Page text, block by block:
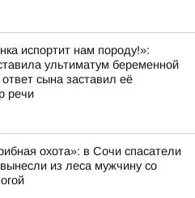
испортит нам породу!»:
ультиматум беременной
ответ сына заставил её
речи
охота»: в Сочи спасатели
из леса мужчину со